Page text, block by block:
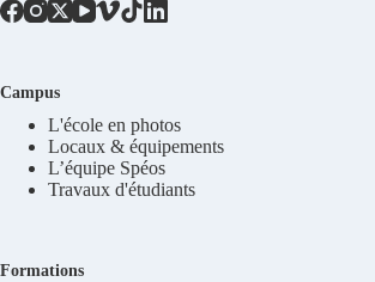
Campus
L'école en photos
Locaux & équipements
L’équipe Spéos
Travaux d'étudiants
Formations